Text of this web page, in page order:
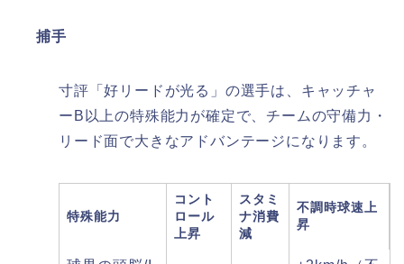
捕手
寸評「好リードが光る」の選手は、キャッチャ
ーB以上の特殊能力が確定で、チームの守備力・
リード面で大きなアドバンテージになります。​
特殊能力
コント
ロール
上昇
スタミ
ナ消費
減
不調時球速上
昇